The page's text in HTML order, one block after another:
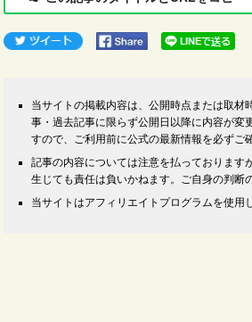
当サイトの掲載内容は、公開時点または取材
事・過去記事に限らず公開日以降に内容が変
すので、ご利用前に公式の最新情報を必ずご
記事の内容については注意を払っております
生じても責任は負いかねます。ご自身の判断
当サイトはアフィリエイトプログラムを使用